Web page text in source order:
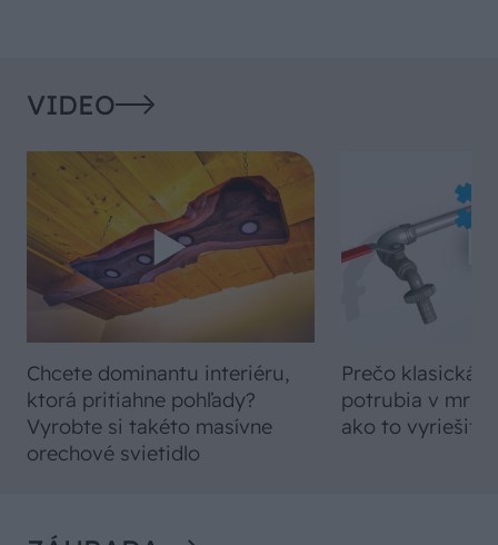
VIDEO
Chcete dominantu interiéru,
ktorá pritiahne pohľady?
Vyrobte si takéto masívne
orechové svietidlo
Prečo klasická
potrubia v
ako to vyriešiť